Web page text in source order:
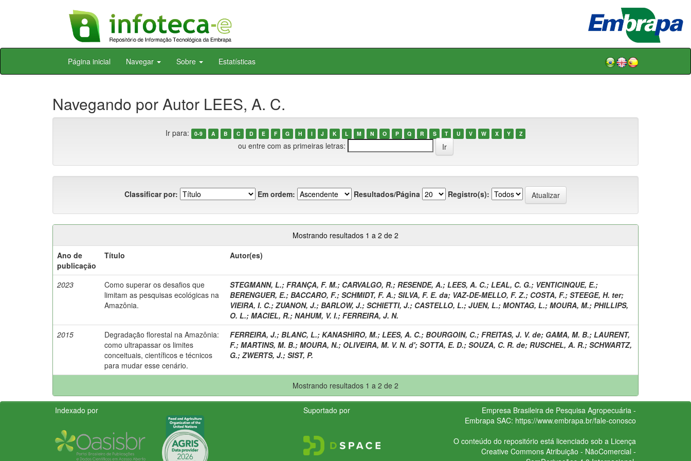
Skip
Página inicial Navegar Sobre Estatísticas
Navegando por Autor LEES, A. C.
Ir para: 0-9 A B C D E F G H I J K L M N O P Q R S T U V W X Y Z
ou entre com as primeiras letras:
Classificar por: Em ordem: Resultados/Página Registro(s):
Mostrando resultados 1 a 2 de 2
Ano de
publicação
Título Autor(es)
2023
Como superar os desafios que
limitam as pesquisas ecológicas na
Amazônia.
STEGMANN, L.; FRANÇA, F. M.; CARVALGO, R.; RESENDE, A.; LEES, A. C.; LEAL, C. G.; VENTICINQUE, E.;
BERENGUER, E.; BACCARO, F.; SCHMIDT, F. A.; SILVA, F. E. da; VAZ-DE-MELLO, F. Z.; COSTA, F.; STEEGE, H. ter;
VIEIRA, I. C.; ZUANON, J.; BARLOW, J.; SCHIETTI, J.; CASTELLO, L.; JUEN, L.; MONTAG, L.; MOURA, M.; PHILLIPS,
O. L.; MACIEL, R.; NAHUM, V. I.; FERREIRA, J. N.
2015
Degradação florestal na Amazônia:
como ultrapassar os limites
conceituais, científicos e técnicos
para mudar esse cenário.
FERREIRA, J.; BLANC, L.; KANASHIRO, M.; LEES, A. C.; BOURGOIN, C.; FREITAS, J. V. de; GAMA, M. B.; LAURENT,
F.; MARTINS, M. B.; MOURA, N.; OLIVEIRA, M. V. N. d'; SOTTA, E. D.; SOUZA, C. R. de; RUSCHEL, A. R.; SCHWARTZ,
G.; ZWERTS, J.; SIST, P.
Mostrando resultados 1 a 2 de 2
Indexado por Suportado por
Empresa Brasileira de Pesquisa Agropecuária -
Embrapa SAC: https://www.embrapa.br/fale-conosco
O conteúdo do repositório está licenciado sob a Licença
Creative CommonsAtribuição - NãoComercial -